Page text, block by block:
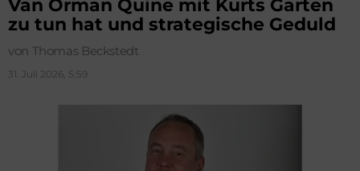
Van Orman Quine mit Kurts Garten
zu tun hat und strategische Geduld
von Thomas Beckstedt
31. Juli 2026, 5:59